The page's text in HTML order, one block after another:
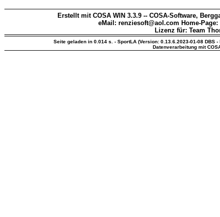
Erstellt mit COSA WIN 3.3.9 -- COSA-Software,
eMail: renziesoft@aol.com Home-Page:
Lizenz für: Team
Seite geladen in 0.014 s. - SportLA (Version: 0.13.6.2023-01-08 DBS
Datenverarbeitung mit